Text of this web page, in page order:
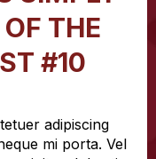
THE
#10
adipiscing
mi porta. Vel